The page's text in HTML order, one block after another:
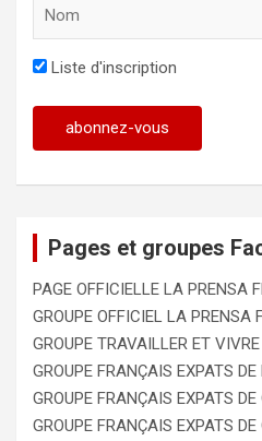
Liste d'inscription
Pages et groupes
PAGE OFFICIELLE LA PRENSA
GROUPE OFFICIEL LA PRENSA
GROUPE TRAVAILLER ET
GROUPE FRANÇAIS EXPATS DE
GROUPE FRANÇAIS EXPATS DE
GROUPE FRANÇAIS EXPATS